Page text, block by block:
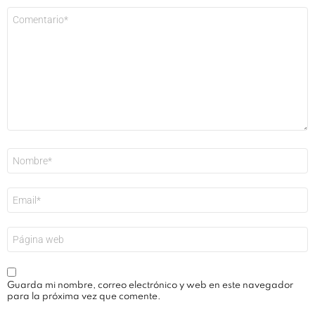
electrónico
*
Guarda mi nombre, correo electrónico y web en este navegador
para la próxima vez que comente.